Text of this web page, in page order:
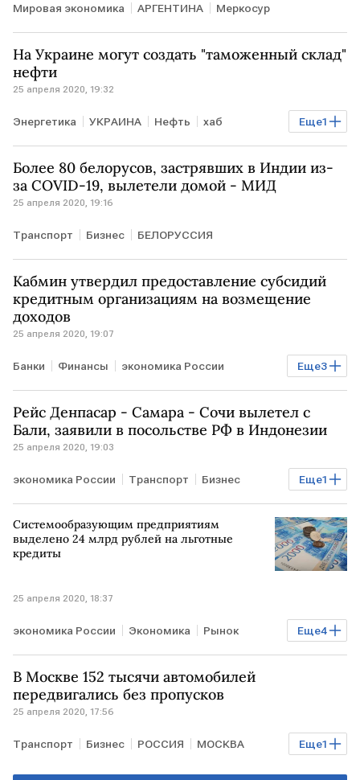
Мировая экономика АРГЕНТИНА Меркосур
На Украине могут создать "таможенный склад"
нефти
25 апреля 2020, 19:32
Еще1
Энергетика УКРАИНА Нефть хаб
Укрнафта
Более 80 белорусов, застрявших в Индии из-
за COVID-19, вылетели домой - МИД
25 апреля 2020, 19:16
Транспорт Бизнес БЕЛОРУССИЯ
Кабмин утвердил предоставление субсидий
кредитным организациям на возмещение
доходов
25 апреля 2020, 19:07
Еще3
Банки Финансы экономика России
Антивирус для экономики РФ РОССИЯ
субсидии
Рейс Денпасар - Самара - Сочи вылетел с
Бали, заявили в посольстве РФ в Индонезии
25 апреля 2020, 19:03
Еще1
экономика России Транспорт Бизнес
РОССИЯ
Системообразующим предприятиям
выделено 24 млрд рублей на льготные
кредиты
25 апреля 2020, 18:37
Еще4
экономика России Экономика Рынок
Антивирус для экономики РФ РОССИЯ
системообразующие предприятия
В Москве 152 тысячи автомобилей
передвигались без пропусков
25 апреля 2020, 17:56
Еще1
Транспорт Бизнес РОССИЯ МОСКВА
пропуск